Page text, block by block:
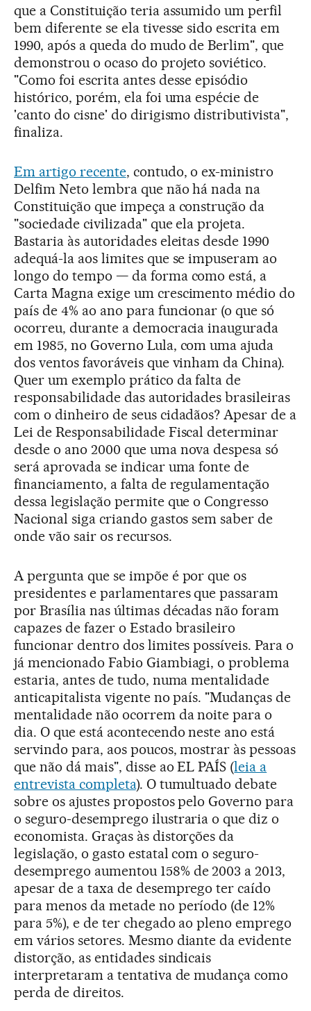
que a Constituição teria assumido um perfil
bem diferente se ela tivesse sido escrita em
1990, após a queda do mudo de Berlim", que
demonstrou o ocaso do projeto soviético.
"Como foi escrita antes desse episódio
histórico, porém, ela foi uma espécie de
'canto do cisne' do dirigismo distributivista",
finaliza.
Em artigo recente, contudo, o ex-ministro
Delfim Neto lembra que não há nada na
Constituição que impeça a construção da
"sociedade civilizada" que ela projeta.
Bastaria às autoridades eleitas desde 1990
adequá-la aos limites que se impuseram ao
longo do tempo — da forma como está, a
Carta Magna exige um crescimento médio do
país de 4% ao ano para funcionar (o que só
ocorreu, durante a democracia inaugurada
em 1985, no Governo Lula, com uma ajuda
dos ventos favoráveis que vinham da China).
Quer um exemplo prático da falta de
responsabilidade das autoridades brasileiras
com o dinheiro de seus cidadãos? Apesar de a
Lei de Responsabilidade Fiscal determinar
desde o ano 2000 que uma nova despesa só
será aprovada se indicar uma fonte de
financiamento, a falta de regulamentação
dessa legislação permite que o Congresso
Nacional siga criando gastos sem saber de
onde vão sair os recursos.
A pergunta que se impõe é por que os
presidentes e parlamentares que passaram
por Brasília nas últimas décadas não foram
capazes de fazer o Estado brasileiro
funcionar dentro dos limites possíveis. Para o
já mencionado Fabio Giambiagi, o problema
estaria, antes de tudo, numa mentalidade
anticapitalista vigente no país. "Mudanças de
mentalidade não ocorrem da noite para o
dia. O que está acontecendo neste ano está
servindo para, aos poucos, mostrar às pessoas
que não dá mais", disse ao EL PAÍS (leia a
entrevista completa). O tumultuado debate
sobre os ajustes propostos pelo Governo para
o seguro-desemprego ilustraria o que diz o
economista. Graças às distorções da
legislação, o gasto estatal com o seguro-
desemprego aumentou 158% de 2003 a 2013,
apesar de a taxa de desemprego ter caído
para menos da metade no período (de 12%
para 5%), e de ter chegado ao pleno emprego
em vários setores. Mesmo diante da evidente
distorção, as entidades sindicais
interpretaram a tentativa de mudança como
perda de direitos.